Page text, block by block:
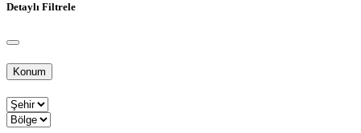
Detaylı Filtrele
Konum